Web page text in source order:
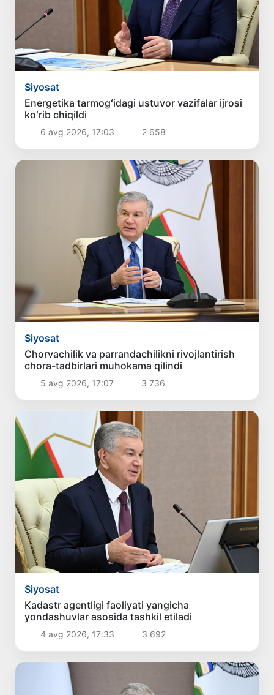
Siyosat
Energetika tarmogʻidagi ustuvor vazifalar ijrosi
koʻrib chiqildi
6 avg 2026, 17:03 2 658
Siyosat
Chorvachilik va parrandachilikni rivojlantirish
chora-tadbirlari muhokama qilindi
5 avg 2026, 17:07 3 736
Siyosat
Kadastr agentligi faoliyati yangicha
yondashuvlar asosida tashkil etiladi
4 avg 2026, 17:33 3 692